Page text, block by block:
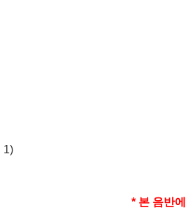
1)
* 본 음반